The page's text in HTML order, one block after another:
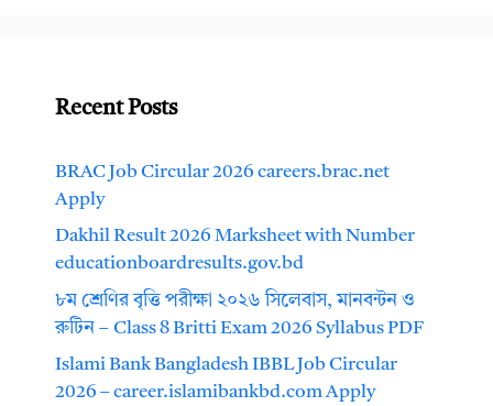
Recent Posts
BRAC Job Circular 2026 careers.brac.net
Apply
Dakhil Result 2026 Marksheet with Number
educationboardresults.gov.bd
৮ম শ্রেণির বৃত্তি পরীক্ষা ২০২৬ সিলেবাস, মানবন্টন ও
রুটিন – Class 8 Britti Exam 2026 Syllabus PDF
Islami Bank Bangladesh IBBL Job Circular
2026 – career.islamibankbd.com Apply